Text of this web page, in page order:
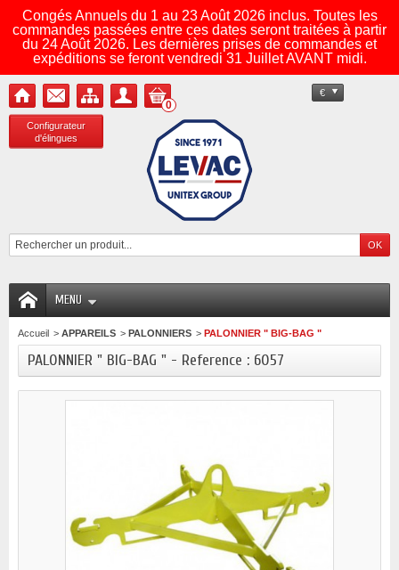
Congés Annuels du 1 au 23 Août 2026 inclus. Toutes les
commandes passées entre ces dates seront traitées à partir
du 24 Août 2026. Les dernières prises de commandes et
expéditions se feront vendredi 31 Juillet AVANT midi.
Configurateur
d'élingues
€
0
MENU
Accueil > APPAREILS > PALONNIERS > PALONNIER " BIG-BAG "
PALONNIER " BIG-BAG " - Reference : 6057